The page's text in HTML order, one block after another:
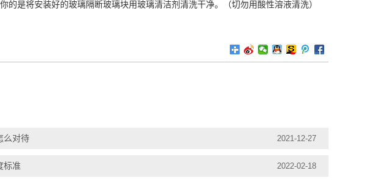
的是将安装好的玻璃隔断玻璃块用玻璃清洁剂清洗干净。（切勿用酸性溶液清洗）
么对待 2021-12-27
标准 2022-02-18